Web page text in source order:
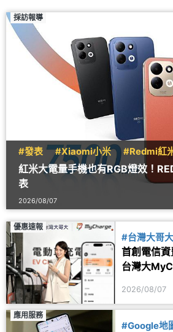
採訪報導
#發表 #Xiaomi小米 #Redmi紅
紅米大電量手機也有RGB燈效！
表
2026/08/07
優惠速報
#台灣大哥大
首創電信資
台灣大
2026/08/07
應用服務
#Google地